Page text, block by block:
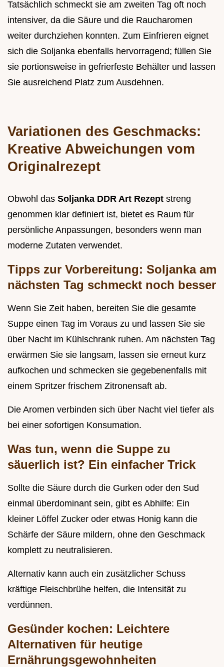
Tatsächlich schmeckt sie am zweiten Tag oft noch
intensiver, da die Säure und die Raucharomen
weiter durchziehen konnten. Zum Einfrieren eignet
sich die Soljanka ebenfalls hervorragend; füllen Sie
sie portionsweise in gefrierfeste Behälter und lassen
Sie ausreichend Platz zum Ausdehnen.
Variationen des Geschmacks:
Kreative Abweichungen vom
Originalrezept
Obwohl das Soljanka DDR Art Rezept streng
genommen klar definiert ist, bietet es Raum für
persönliche Anpassungen, besonders wenn man
moderne Zutaten verwendet.
Tipps zur Vorbereitung: Soljanka am
nächsten Tag schmeckt noch besser
Wenn Sie Zeit haben, bereiten Sie die gesamte
Suppe einen Tag im Voraus zu und lassen Sie sie
über Nacht im Kühlschrank ruhen. Am nächsten Tag
erwärmen Sie sie langsam, lassen sie erneut kurz
aufkochen und schmecken sie gegebenenfalls mit
einem Spritzer frischem Zitronensaft ab.
Die Aromen verbinden sich über Nacht viel tiefer als
bei einer sofortigen Konsumation.
Was tun, wenn die Suppe zu
säuerlich ist? Ein einfacher Trick
Sollte die Säure durch die Gurken oder den Sud
einmal überdominant sein, gibt es Abhilfe: Ein
kleiner Löffel Zucker oder etwas Honig kann die
Schärfe der Säure mildern, ohne den Geschmack
komplett zu neutralisieren.
Alternativ kann auch ein zusätzlicher Schuss
kräftige Fleischbrühe helfen, die Intensität zu
verdünnen.
Gesünder kochen: Leichtere
Alternativen für heutige
Ernährungsgewohnheiten